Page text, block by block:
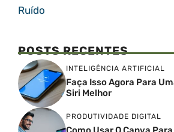
Ruído
POSTS RECENTES
INTELIGÊNCIA ARTIFICIAL
Faça Isso Agora Para
Siri Melhor
PRODUTIVIDADE DIGITAL